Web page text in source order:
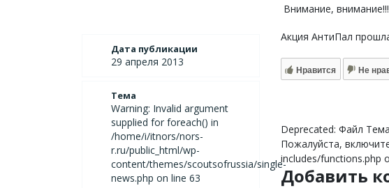
Дата публикации
29 апреля 2013
Тема
Warning: Invalid argument
supplied for foreach() in
/home/i/itnors/nors-
r.ru/public_html/wp-
content/themes/scoutsofrussia/single-
news.php on line 63
Внимание, внимание!!!
Акция АнтиПал
Нравится Не
Deprecated: Файл
Пожалуйста,
includes/functions.php
Добавить